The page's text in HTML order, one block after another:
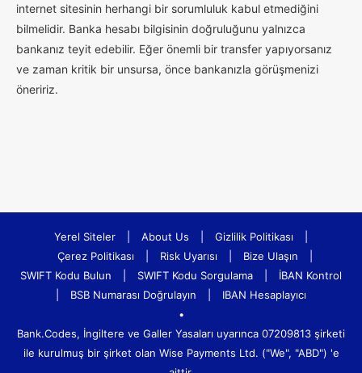
internet sitesinin herhangi bir sorumluluk kabul etmediğini
bilmelidir. Banka hesabı bilgisinin doğruluğunu yalnızca
bankanız teyit edebilir. Eğer önemli bir transfer yapıyorsanız
ve zaman kritik bir unsursa, önce bankanızla görüşmenizi
öneririz.
Yerel Siteler About Us Gizlilik Politikası
Çerez Politikası
Risk Uyarısı Bize Ulaşın
SWIFT Kodu Bulun
SWIFT Kodu Sorgulama
İBAN Kontrol
BSB Numarası Doğrulayın
IBAN Hesaplayıcı
•
Bank.Codes, İngiltere ve Galler Yasaları uyarınca 07209813 şirketi
ile kurulmuş bir şirket olan Wise Payments Ltd. ("We", "ABD") 'e